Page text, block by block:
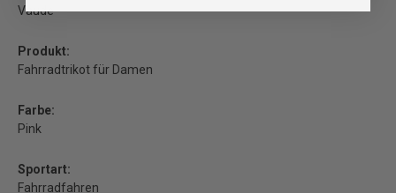
Vaude
Produkt:
Fahrradtrikot für Damen
Farbe:
Pink
Sportart:
Fahrradfahren